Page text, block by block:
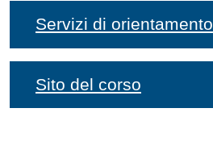
Servizi di orientamento
Sito del corso